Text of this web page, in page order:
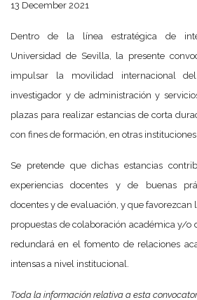
13 December 2021
Dentro de la línea estratégica de
Universidad de Sevilla, la presente
impulsar la movilidad internacional
investigador y de administración y
plazas para realizar estancias de corta
con fines de formación, en otras
Se pretende que dichas estancias
experiencias docentes y de buenas
docentes y de evaluación, y que favorezcan
propuestas de colaboración académica y/o
redundará en el fomento de relaciones
intensas a nivel institucional.
Toda la información relativa a esta